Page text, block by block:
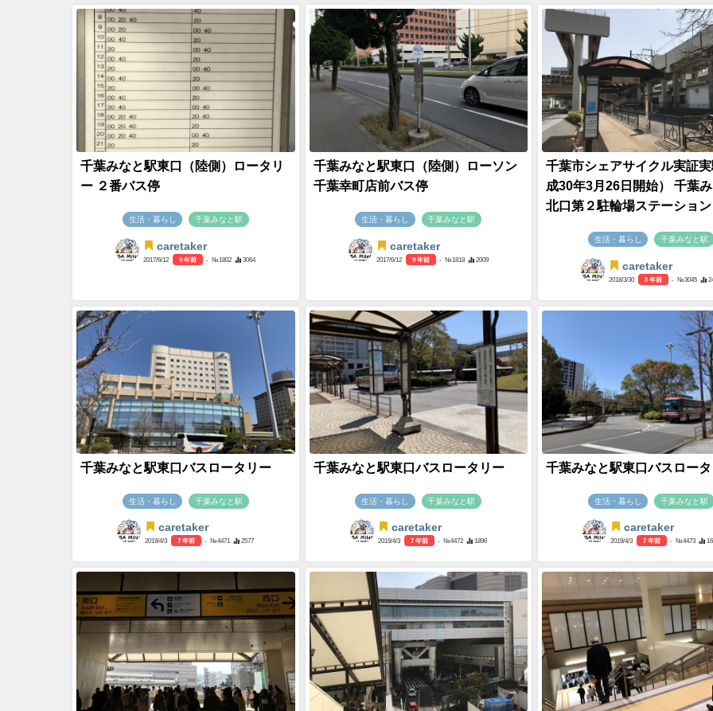
千葉みなと駅東口（陸側）ロータリ
ー ２番バス停
生活・暮らし 千葉みなと駅
caretaker
2017/6/12 9 年前 - №1802 3064
千葉みなと駅東口（陸側）ローソン
千葉幸町店前バス停
生活・暮らし 千葉みなと駅
caretaker
2017/6/12 9 年前 - №1818 2009
千葉市シェアサイクル実証
成30年3月26日開始） 千葉
北口第２駐輪場ステーション
生活・暮らし 千葉みなと駅
caretaker
2018/3/30 8 年前 - №3045
千葉みなと駅東口バスロータリー
生活・暮らし 千葉みなと駅
caretaker
2019/4/3 7 年前 - №4471 2577
千葉みなと駅東口バスロータリー
生活・暮らし 千葉みなと駅
caretaker
2019/4/3 7 年前 - №4472 1896
千葉みなと駅東口バスロー
生活・暮らし 千葉みなと駅
caretaker
2019/4/3 7 年前 - №4473